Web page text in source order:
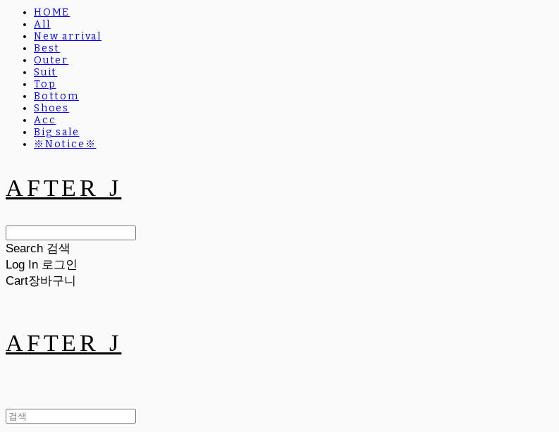
HOME
All
New arrival
Best
Outer
Suit
Top
Bottom
Shoes
Acc
Big sale
※Notice※
AFTER J
Search 검색
Log In 로그인
Cart장바구니
AFTER J